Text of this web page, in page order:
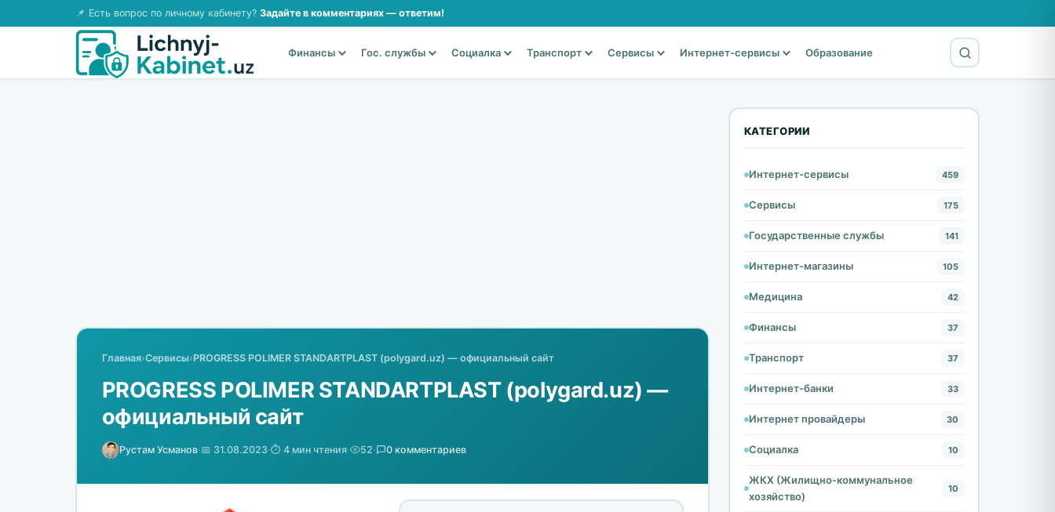
📌 Есть вопрос по личному кабинету? Задайте в комментариях — ответим!
Финансы Гос. службы Социалка Транспорт Сервисы Интернет-сервисы Образование
Главная›Сервисы›PROGRESS POLIMER STANDARTPLAST (polygard.uz) — официальный сайт
PROGRESS POLIMER STANDARTPLAST (polygard.uz) —
официальный сайт
Рустам Усманов·📅 31.08.2023·⏱️ 4 мин чтения· 52· 0 комментариев
КАТЕГОРИИ
Интернет-сервисы 459
Сервисы 175
Государственные службы 141
Интернет-магазины 105
Медицина 42
Финансы 37
Транспорт 37
Интернет-банки 33
Интернет провайдеры 30
Социалка 10
ЖКХ (Жилищно-коммунальное
хозяйство)
10